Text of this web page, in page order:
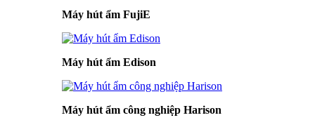
Máy hút ẩm FujiE
Máy hút ẩm Edison
Máy hút ẩm công nghiệp Harison